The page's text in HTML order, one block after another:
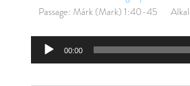
Passage: Márk (Mark) 1:40-45
Audió
00:00